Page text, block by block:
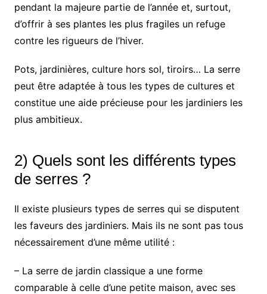
pendant la majeure partie de l’année et, surtout,
d’offrir à ses plantes les plus fragiles un refuge
contre les rigueurs de l’hiver.
Pots, jardinières, culture hors sol, tiroirs… La serre
peut être adaptée à tous les types de cultures et
constitue une aide précieuse pour les jardiniers les
plus ambitieux.
2) Quels sont les différents types
de serres ?
Il existe plusieurs types de serres qui se disputent
les faveurs des jardiniers. Mais ils ne sont pas tous
nécessairement d’une même utilité :
– La serre de jardin classique a une forme
comparable à celle d’une petite maison, avec ses